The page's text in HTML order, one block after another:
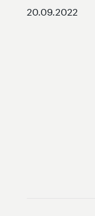
20.09.2022